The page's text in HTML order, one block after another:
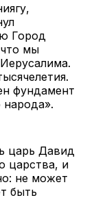
Город
мы
фундамент
царь Давид
царства, и
не может
быть